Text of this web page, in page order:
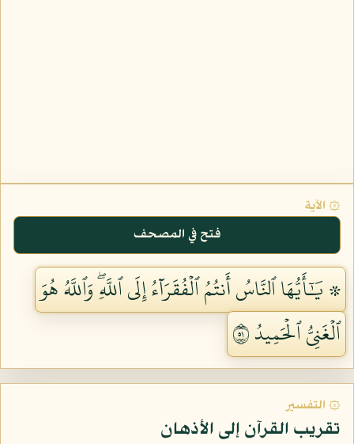
۞ الآية
فتح في المصحف
۞ يَٰٓأَيُّهَا ٱلنَّاسُ أَنتُمُ ٱلۡفُقَرَآءُ إِلَى ٱللَّهِۖ وَٱللَّهُ هُوَ
ٱلۡغَنِيُّ ٱلۡحَمِيدُ ١٥
۞ التفسير
تقريب القرآن إلى الأذهان